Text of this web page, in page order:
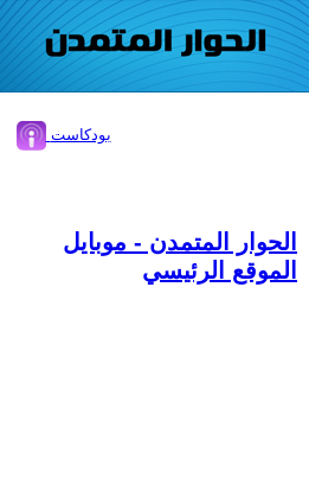
بودكاست
الحوار المتمدن - موبايل
الموقع الرئيسي